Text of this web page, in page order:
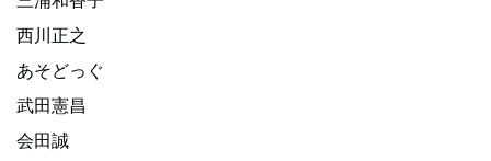
西川正之
あそどっぐ
武田憲昌
会田誠